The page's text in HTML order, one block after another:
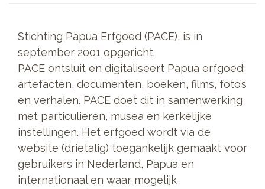
Stichting Papua Erfgoed (PACE), is in
september 2001 opgericht.
PACE ontsluit en digitaliseert Papua erfgoed:
artefacten, documenten, boeken, films, foto’s
en verhalen. PACE doet dit in samenwerking
met particulieren, musea en kerkelijke
instellingen. Het erfgoed wordt via de
website (drietalig) toegankelijk gemaakt voor
gebruikers in Nederland, Papua en
internationaal en waar mogelijk